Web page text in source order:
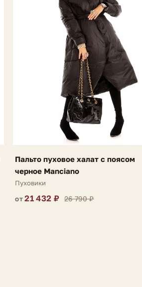
Пальто пуховое халат с поясом
черное Manciano
Пуховики
от21 432 ₽ 26 790 ₽